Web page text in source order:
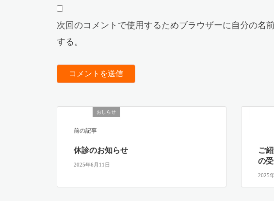
次回のコメントで使用するためブラウザーに自分の名
する。
おしらせ
前の記事
休診のお知らせ
2025年6月11日
ご
の
2025